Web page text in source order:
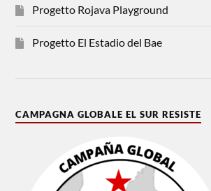
Progetto Rojava Playground
Progetto El Estadio del Bae
CAMPAGNA GLOBALE EL SUR RESISTE